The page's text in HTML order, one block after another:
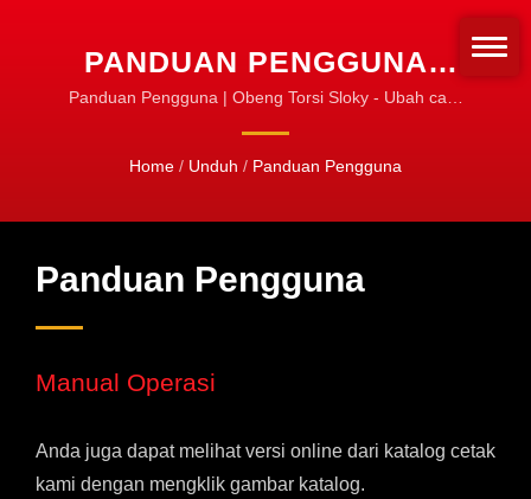
PANDUAN PENGGUNA |
OBENG TORSI & SET |
JALUR PRODUK RESMI
Panduan Pengguna | Obeng Torsi Sloky - Ubah cara
Home / Unduh / Panduan Pengguna
Panduan Pengguna
Manual Operasi
Anda juga dapat melihat versi online dari katalog cetak
kami dengan mengklik gambar katalog.